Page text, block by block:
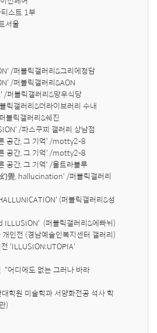
스트 1부
서울
/퍼블릭갤러리&그리에청담
/퍼블릭갤러리&AON
퍼블릭갤러리&망우식당
릭갤러리&더라이브러리 수내
릭갤러리&쉐진
/파스쿠찌 갤러리 상남점
공간, 그 기억' /motty2-8
공간, 그 기억' /motty2-8
공간, 그 기억' /울트라블루
覺, hallucination' /퍼블릭갤러리
(퍼블릭갤러리&성
(퍼블릭갤러리&에빠뉘)
인전 (경남예술인복지센터 갤러리)
'ILLUSION:UTOPIA'
어디에도 없는 그러나 바라
학원 미술학과 서양화전공 석사 학
)